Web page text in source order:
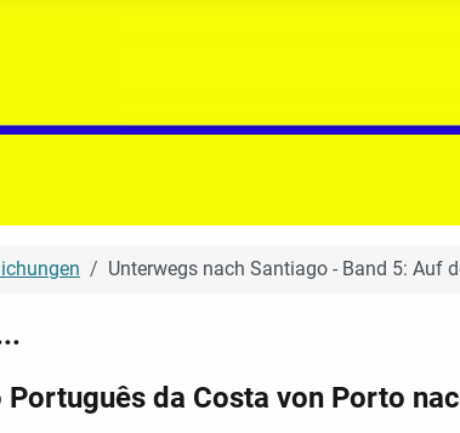
Unterwegs nach Santiago - Band 5: Auf
da Costa von Porto